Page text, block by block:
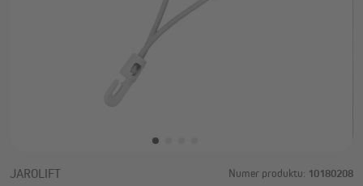
JAROLIFT Numer produktu: 10180208